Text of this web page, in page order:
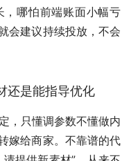
哪怕前端账面小幅亏
会建议持续投放，不会
还是能指导优化
，只懂调参数不懂做内
嫁给商家。不靠谱的代